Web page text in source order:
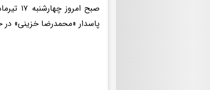
صبح
پاسدار «محمدرضا خزینی» در